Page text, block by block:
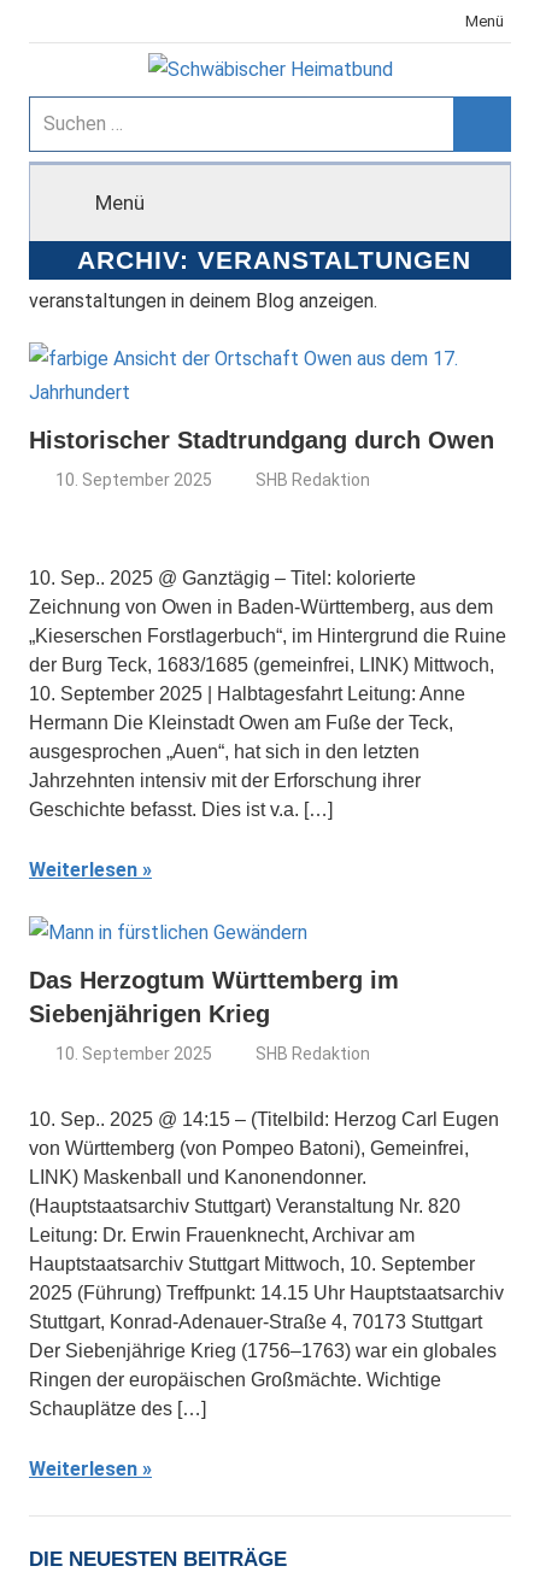
Inhalt
Menü
Schwäbischer
Heimatbund
Suchen
nach:
Menü
ARCHIV: VERANSTALTUNGEN
veranstaltungen in deinem Blog anzeigen.
Historischer Stadtrundgang durch Owen
10. September 2025 SHB Redaktion
10. Sep.. 2025 @ Ganztägig – Titel: kolorierte
Zeichnung von Owen in Baden-Württemberg, aus dem
„Kieserschen Forstlagerbuch“, im Hintergrund die Ruine
der Burg Teck, 1683/1685 (gemeinfrei, LINK) Mittwoch,
10. September 2025 | Halbtagesfahrt Leitung: Anne
Hermann Die Kleinstadt Owen am Fuße der Teck,
ausgesprochen „Auen“, hat sich in den letzten
Jahrzehnten intensiv mit der Erforschung ihrer
Geschichte befasst. Dies ist v.a. […]
Weiterlesen
Das Herzogtum Württemberg im
Siebenjährigen Krieg
10. September 2025 SHB Redaktion
10. Sep.. 2025 @ 14:15 – (Titelbild: Herzog Carl Eugen
von Württemberg (von Pompeo Batoni), Gemeinfrei,
LINK) Maskenball und Kanonendonner.
(Hauptstaatsarchiv Stuttgart) Veranstaltung Nr. 820
Leitung: Dr. Erwin Frauenknecht, Archivar am
Hauptstaatsarchiv Stuttgart Mittwoch, 10. September
2025 (Führung) Treffpunkt: 14.15 Uhr Hauptstaatsarchiv
Stuttgart, Konrad-Adenauer-Straße 4, 70173 Stuttgart
Der Siebenjährige Krieg (1756–1763) war ein globales
Ringen der europäischen Großmächte. Wichtige
Schauplätze des […]
Weiterlesen
DIE NEUESTEN BEITRÄGE